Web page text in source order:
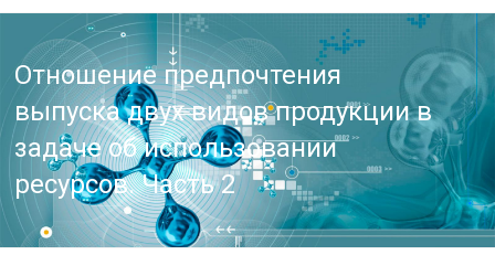
Отношение предпочтения
выпуска двух видов продукции в
задаче об использовании
ресурсов. Часть 2